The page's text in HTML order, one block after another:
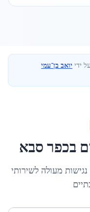
ידי יואב בן־עמי
בכפר סבא
מעולה לשירותי